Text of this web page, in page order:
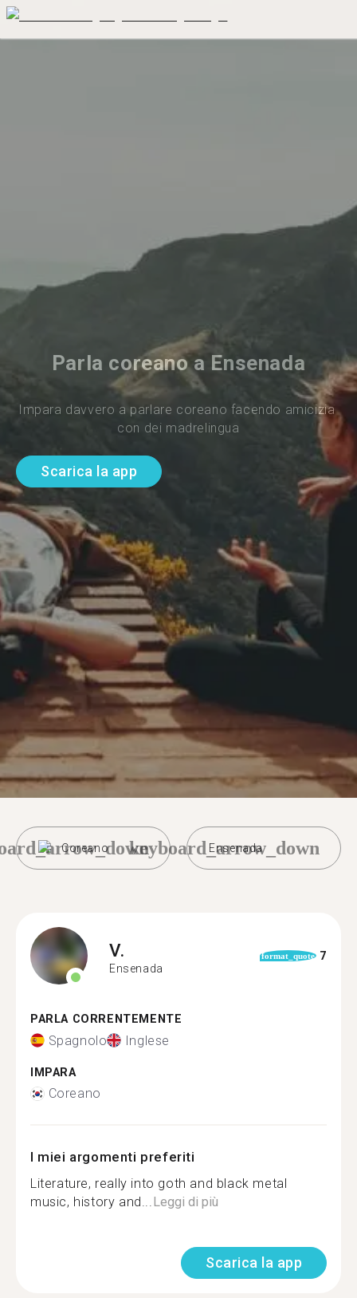
Parla coreano a Ensenada
Impara davvero a parlare coreano facendo amicizia
con dei madrelingua
Scarica la app
Coreano Ensenada
keyboard_arrow_down
V.
Ensenada
format_quote 7
PARLA CORRENTEMENTE
Spagnolo Inglese
IMPARA
Coreano
I miei argomenti preferiti
Literature, really into goth and black metal
music, history and...Leggi di più
Scarica la app